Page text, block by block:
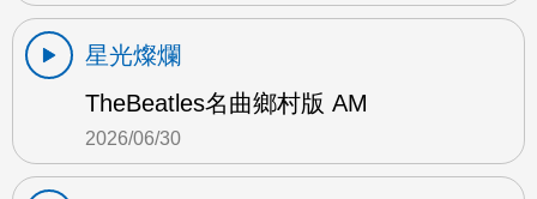
星光燦爛
TheBeatles名曲鄉村版 AM
2026/06/30